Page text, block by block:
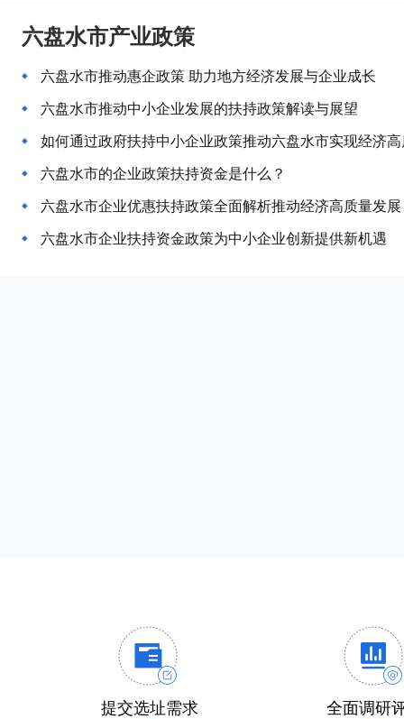
六盘水市产业政策
六盘水市推动惠企政策 助力地方经济发展与企业成长
六盘水市推动中小企业发展的扶持政策解读与展望
如何通过政府扶持中小企业政策推动六盘水市实现经济
六盘水市的企业政策扶持资金是什么？
六盘水市企业优惠扶持政策全面解析推动经济高质量发展
六盘水市企业扶持资金政策为中小企业创新提供新机遇
提交选址需求 全面调研